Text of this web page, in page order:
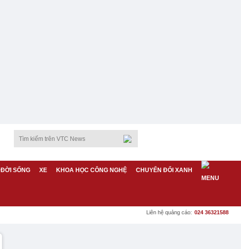
ĐỜI SỐNG XE KHOA HỌC CÔNG NGHỆ CHUYỂN ĐỔI XANH
Liên hệ quảng cáo: 024 36321588